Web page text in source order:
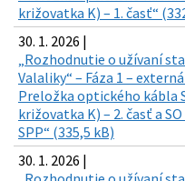
križovatka K) – 1. časť“
30. 1. 2026 |
„Rozhodnutie o užívaní
Valaliky“ – Fáza 1 –
Preložka optického kábla
križovatka K) – 2. časť a
SPP“ (335,5 kB)
30. 1. 2026 |